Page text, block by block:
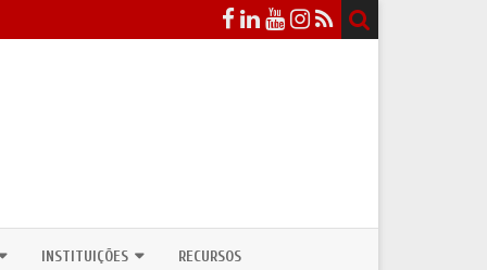
INSTITUIÇÕES RECURSOS